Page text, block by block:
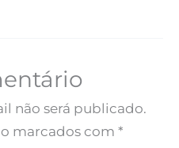
não será publicado.
marcados com *